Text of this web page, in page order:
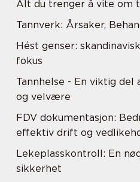
Alt du trenger å vite om
Tannverk: Årsaker,
Hést genser:
fokus
Tannhelse - En viktig del
og velvære
FDV dokumentasjon:
effektiv drift og
Lekeplasskontroll: En
sikkerhet